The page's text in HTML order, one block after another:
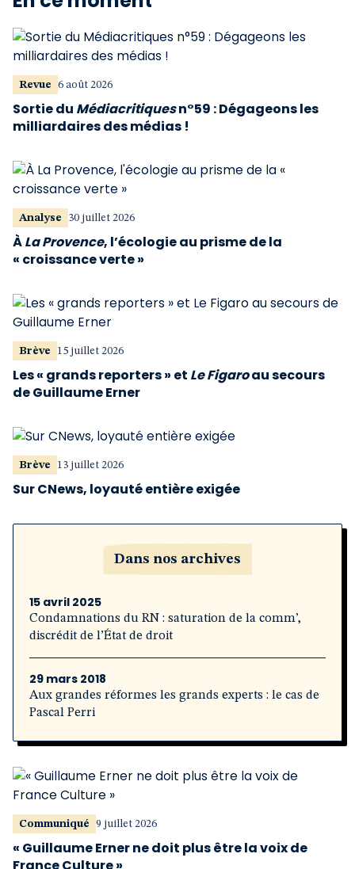
Revue 6 août 2026
Sortie du Médiacritiquesn°59 : Dégageons les
milliardaires des médias !
Analyse 30 juillet 2026
ÀLa Provence, l’écologie au prisme de la
« croissance verte »
Brève 15 juillet 2026
Les « grands reporters » et Le Figaroau secours
de Guillaume Erner
Brève 13 juillet 2026
Sur CNews, loyauté entière exigée
Dans nos archives
15 avril 2025
Condamnations du RN : saturation de la comm’,
discrédit de l’État de droit
29 mars 2018
Aux grandes réformes les grands experts : le cas de
Pascal Perri
Communiqué 9 juillet 2026
« Guillaume Erner ne doit plus être la voix de